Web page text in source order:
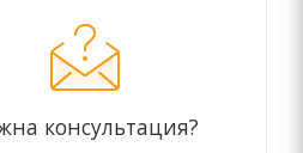
консультация?